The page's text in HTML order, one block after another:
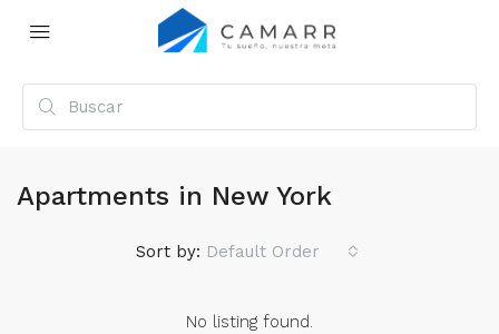
Apartments in New York
Sort by: Default Order
No listing found.